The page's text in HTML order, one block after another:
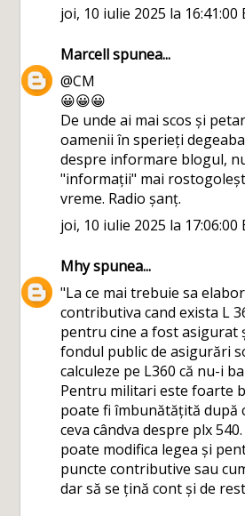
joi, 10 iulie 2025 la 16:41:00
Marcellspunea...
@CM
😀😀😀
De unde ai mai scos și
oamenii în sperieți
despre informare blogul,
"informații" mai
vreme. Radio șanț.
joi, 10 iulie 2025 la 17:06:00
Mhyspunea...
"La ce mai trebuie sa
contributiva cand exista L
pentru cine a fost asigurat
fondul public de asigurări
calculeze pe L360 că nu-i
Pentru militari este foarte
poate fi îmbunătățită după
ceva cândva despre plx
poate modifica legea și
puncte contributive sau
dar să se țină cont și de